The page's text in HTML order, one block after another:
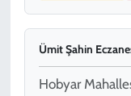
Ümit Şahin
Hobyar